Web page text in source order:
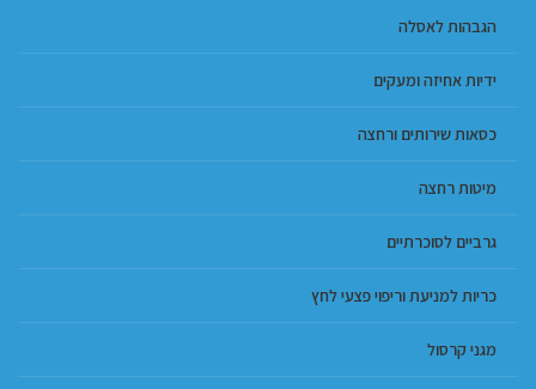
הגבהות לאסלה
ידיות אחיזה ומעקים
כסאות שירותים ורחצה
מיטות רחצה
גרביים לסוכרתיים
כריות למניעת וריפוי פצעי לחץ
מגני קרסול